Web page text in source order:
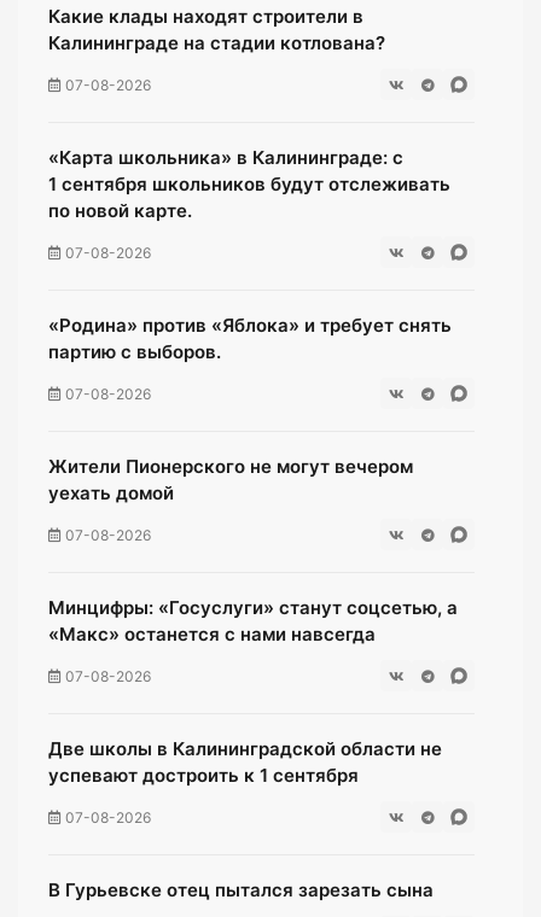
Какие клады находят строители в
Калининграде на стадии котлована?
07-08-2026
«Карта школьника» в Калининграде: с
1 сентября школьников будут отслеживать
по новой карте.
07-08-2026
«Родина» против «Яблока» и требует снять
партию с выборов.
07-08-2026
Жители Пионерского не могут вечером
уехать домой
07-08-2026
Минцифры: «Госуслуги» станут соцсетью, а
«Макс» останется с нами навсегда
07-08-2026
Две школы в Калининградской области не
успевают достроить к 1 сентября
07-08-2026
В Гурьевске отец пытался зарезать сына